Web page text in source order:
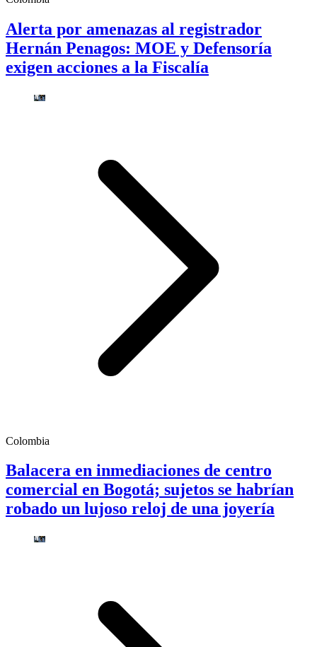
Alerta por amenazas al registrador
Hernán Penagos: MOE y Defensoría
exigen acciones a la Fiscalía
Colombia
Balacera en inmediaciones de centro
comercial en Bogotá; sujetos se habrían
robado un lujoso reloj de una joyería